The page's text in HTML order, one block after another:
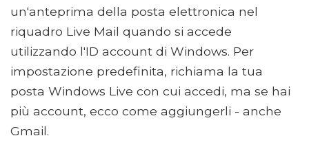
un'anteprima della posta elettronica nel
riquadro Live Mail quando si accede
utilizzando l'ID account di Windows. Per
impostazione predefinita, richiama la tua
posta Windows Live con cui accedi, ma se hai
più account, ecco come aggiungerli - anche
Gmail.